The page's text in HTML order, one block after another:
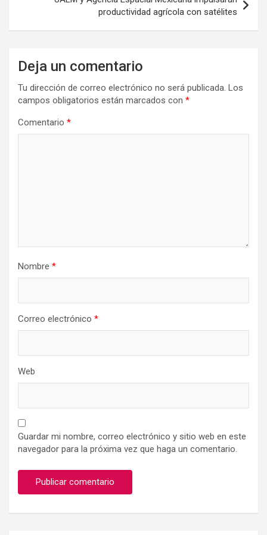
productividad agrícola con satélites
Deja un comentario
Tu dirección de correo electrónico no será publicada. Los
campos obligatorios están marcados con *
Comentario *
Nombre *
Correo electrónico *
Web
Guardar mi nombre, correo electrónico y sitio web en este
navegador para la próxima vez que haga un comentario.